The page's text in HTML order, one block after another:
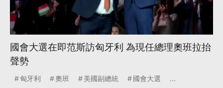
國會大選在即范斯訪匈牙利 為現任總理奧班拉抬
聲勢
匈牙利 奧班 美國副總統 國會大選 ...